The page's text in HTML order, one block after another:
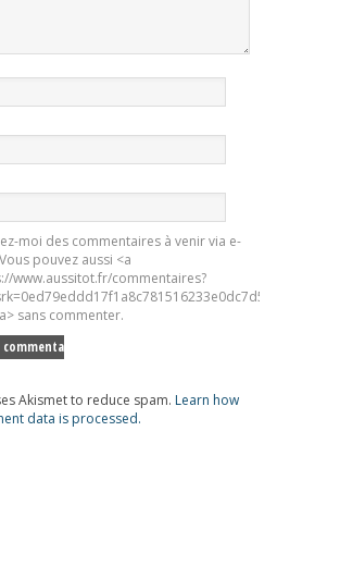
moi des commentaires à venir via e-
pouvez aussi <a
www.aussitot.fr/commentaires?
sans commenter.
Akismet to reduce spam. Learn how
data is processed.